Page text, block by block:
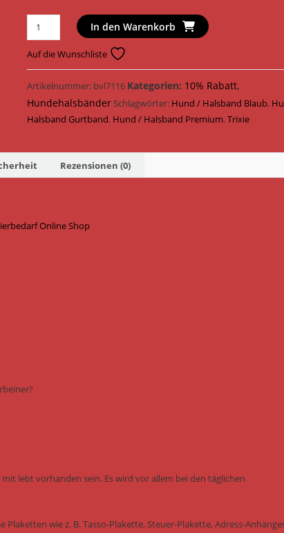
Trixie
Hundehalsband
Premium
Halsband
Gurtband
202302
/
In den Warenkorb
Auf die Wunschliste
Artikelnummer: bvl7116 Kategorien: 10% Rabatt,
HundehalsbänderSchlagwörter: Hund / Halsband Blaub,
Halsband Gurtband, Hund / Halsband Premium,Trixie
Rezensionen (0)
Online Shop
lebt vorhanden sein. Es wird vor allem bei den täglichen
wie z. B. Tasso-Plakette, Steuer-Plakette, Adress-